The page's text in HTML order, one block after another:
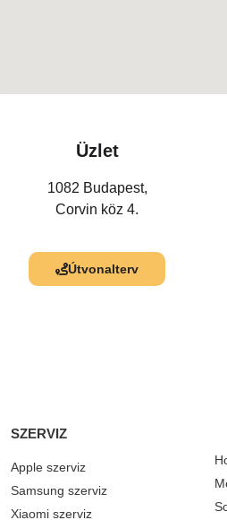
Üzlet
1082 Budapest,
Corvin köz 4.
Útvonalterv
SZERVIZ
Apple szerviz
Samsung szerviz
Xiaomi szerviz